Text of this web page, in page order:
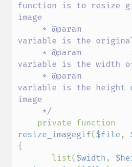
function is to resize
image
variable is the original
variable is the width
variable is the height
image
resize_imagegif($file ,
{
       list(
$width ,